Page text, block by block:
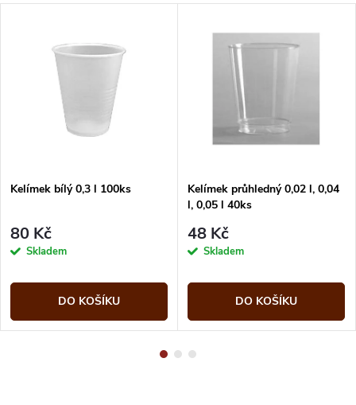
Kelímek bílý 0,3 l 100ks
80 Kč
Skladem
DO KOŠÍKU
Kelímek průhledný 0,02 l, 0,04
l, 0,05 l 40ks
48 Kč
Skladem
DO KOŠÍKU